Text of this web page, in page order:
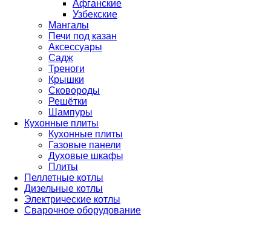
Афганские
Узбекские
Мангалы
Печи под казан
Аксессуары
Садж
Треноги
Крышки
Сковороды
Решётки
Шампуры
Кухонные плиты
Кухонные плиты
Газовые панели
Духовые шкафы
Плиты
Пеллетные котлы
Дизельные котлы
Электрические котлы
Сварочное оборудование